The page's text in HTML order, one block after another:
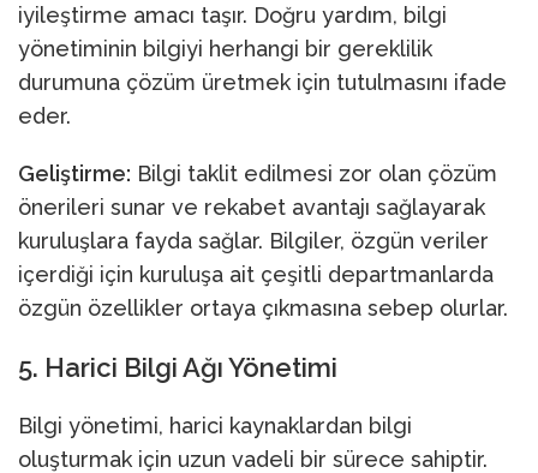
iyileştirme amacı taşır. Doğru yardım, bilgi
yönetiminin bilgiyi herhangi bir gereklilik
durumuna çözüm üretmek için tutulmasını ifade
eder.
Geliştirme: Bilgi taklit edilmesi zor olan çözüm
önerileri sunar ve rekabet avantajı sağlayarak
kuruluşlara fayda sağlar. Bilgiler, özgün veriler
içerdiği için kuruluşa ait çeşitli departmanlarda
özgün özellikler ortaya çıkmasına sebep olurlar.
5. Harici Bilgi Ağı Yönetimi
Bilgi yönetimi, harici kaynaklardan bilgi
oluşturmak için uzun vadeli bir sürece sahiptir.